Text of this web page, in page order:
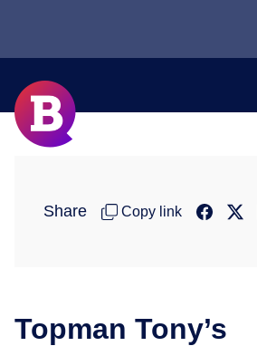
Share Copy link
Topman Tony’s